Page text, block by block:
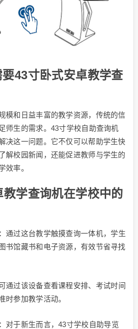
43寸卧式安卓教学查
模和日益丰富的教学资源，传统的信
师生的需求。43寸学校自助查询机
决这一问题。它不仅可以帮助学生快
解校园新闻，还能促进教师与学生的
效率。
学查询机在学校中的
：通过这台教学触摸查询一体机，学生
书馆藏书和电子资源，有效节省寻找
通过该设备查看课程安排、考试时间
时参加教学活动。
：对于新生而言，43寸学校自助导览